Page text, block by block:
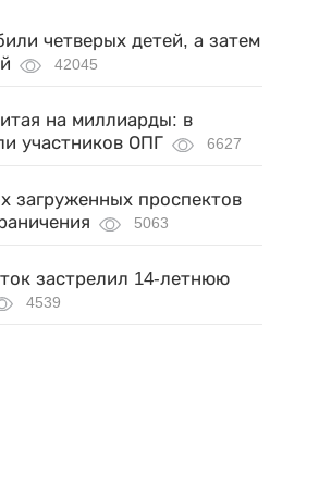
четверых детей, а затем
42045
на миллиарды: в
участников ОПГ
6627
загруженных проспектов
5063
застрелил 14-летнюю
4539